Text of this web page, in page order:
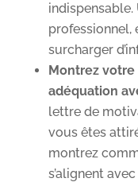
professionnel,
surcharger
Montrez
adéquation
lettre de
vous êtes
montrez
s’alignent